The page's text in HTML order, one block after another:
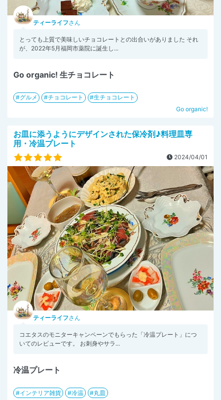
ティーライフさん
とっても上質で美味しいチョコレートとの出合いがありました それ
が、2022年5月福岡市薬院に誕生し...
Go organic! 生チョコレート
グルメ チョコレート
生チョコレート
Go organic!
お皿に添うようにデザインされた保冷剤♪料理皿専
用・冷温プレート
2024/04/01
ティーライフさん
コエタスのモニターキャンペーンでもらった「冷温プレート」につ
いてのレビューです。 お刺身やサラ...
冷温プレート
インテリア雑貨 冷温 丸皿